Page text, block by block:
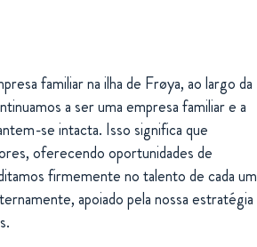
familiar na ilha de Frøya, ao largo da
a ser uma empresa familiar e a
se intacta. Isso significa que
oferecendo oportunidades de
firmemente no talento de cada um
apoiado pela nossa estratégia